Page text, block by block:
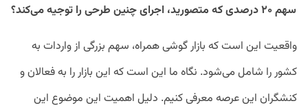
سهم ۲۰ درصدی که متصورید، اجرای چنین طرحی را توجیه می‌کند؟
واقعیت این است که بازار گوشی همراه، سهم بزرگی از واردات به
کشور را شامل می‌شود. نگاه ما این است که این بازار را به فعالان و
کنشگران این عرصه معرفی کنیم. دلیل اهمیت این موضوع این